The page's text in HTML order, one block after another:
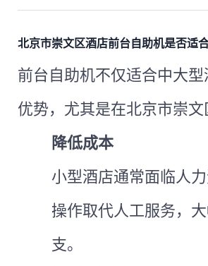
北京市崇文区酒店前台自助机是否适
前台自助机不仅适合中大
优势，尤其是在北京市崇
降低成本
小型酒店通常面临人
操作取代人工服务，
支。